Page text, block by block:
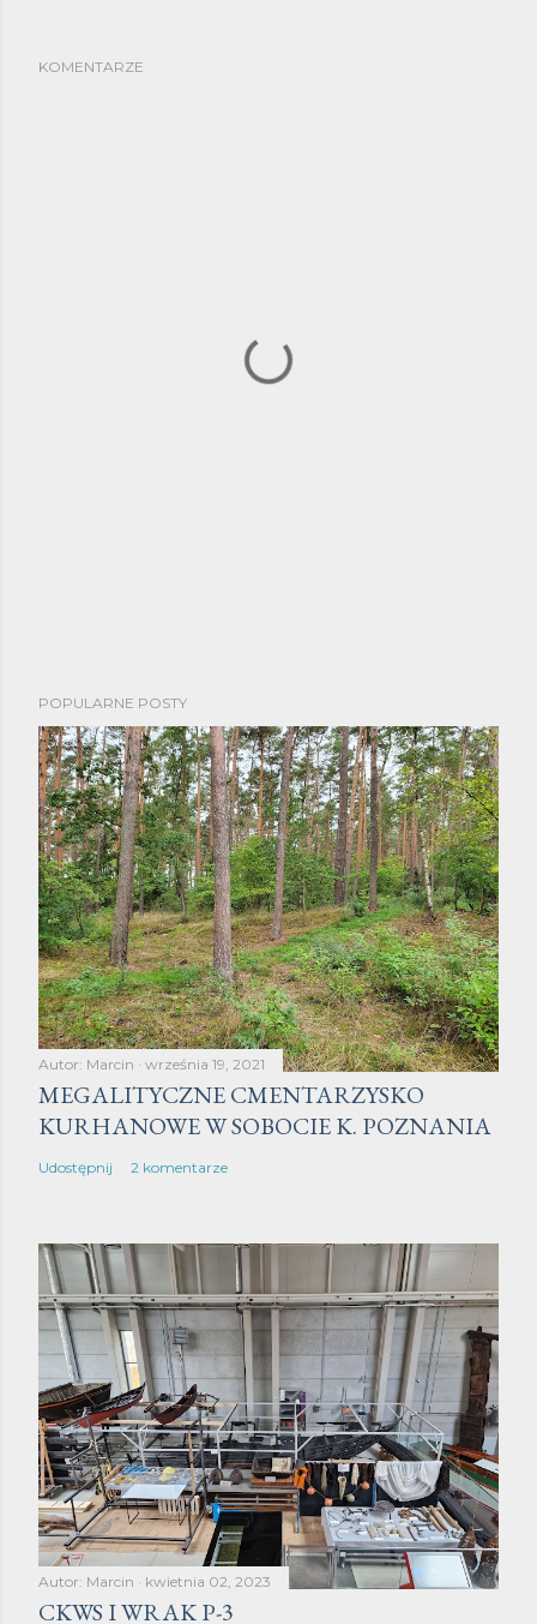
KOMENTARZE
POPULARNE POSTY
Autor: Marcin września 19, 2021
MEGALITYCZNE CMENTARZYSKO
KURHANOWE W SOBOCIE K. POZNANIA
Udostępnij 2 komentarze
Autor: Marcin kwietnia 02, 2023
CKWS I WRAK P-3